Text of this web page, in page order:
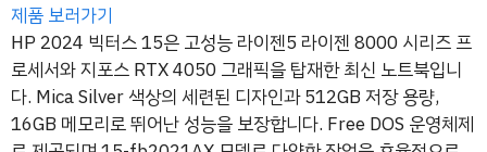
제품 보러가기
HP 2024 빅터스 15은 고성능 라이젠5 라이젠 8000 시리즈 프
로세서와 지포스 RTX 4050 그래픽을 탑재한 최신 노트북입니
다. Mica Silver 색상의 세련된 디자인과 512GB 저장 용량,
16GB 메모리로 뛰어난 성능을 보장합니다. Free DOS 운영체제